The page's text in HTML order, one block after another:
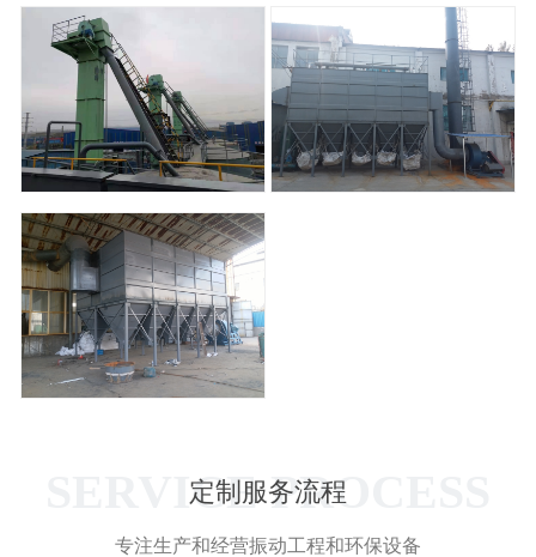
SERVICE PROCESS
定制服务流程
专注生产和经营振动工程和环保设备